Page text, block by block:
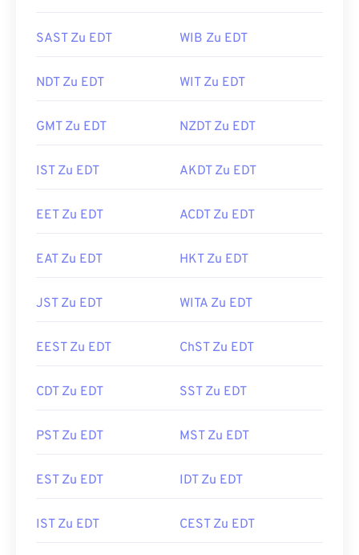
SAST Zu EDT WIB Zu EDT
NDT Zu EDT WIT Zu EDT
GMT Zu EDT NZDT Zu EDT
IST Zu EDT AKDT Zu EDT
EET Zu EDT ACDT Zu EDT
EAT Zu EDT HKT Zu EDT
JST Zu EDT WITA Zu EDT
EEST Zu EDT ChST Zu EDT
CDT Zu EDT SST Zu EDT
PST Zu EDT MST Zu EDT
EST Zu EDT IDT Zu EDT
IST Zu EDT CEST Zu EDT